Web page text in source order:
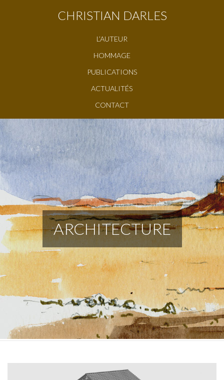
CHRISTIAN DARLES
L’AUTEUR
HOMMAGE
PUBLICATIONS
ACTUALITÉS
CONTACT
ARCHITECTURE